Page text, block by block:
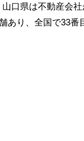
口県は不動産会
あり、全国で33番